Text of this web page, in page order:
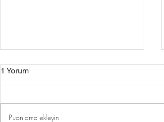
1 Yorum
Puanlama ekleyin